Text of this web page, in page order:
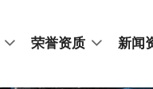
荣誉资质 新闻